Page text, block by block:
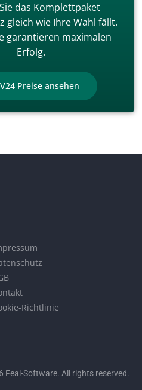
das Komplettpaket
gleich wie Ihre Wahl fällt.
garantieren maximalen
Erfolg.
Preise ansehen
Richtlinie
Feal-Software. All rights reserved.